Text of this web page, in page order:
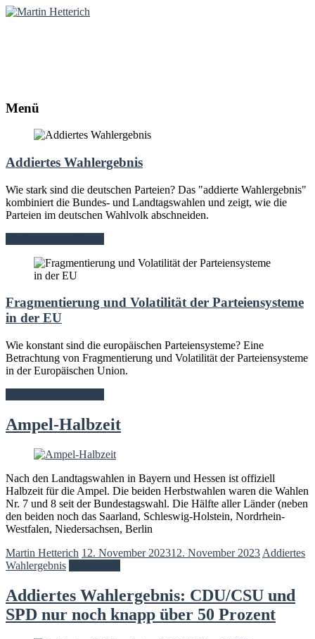
Menü
Addiertes Wahlergebnis
Wie stark sind die deutschen Parteien? Das "addierte Wahlergebnis"
kombiniert die Bundes- und Landtagswahlen und zeigt, wie die
Parteien im deutschen Wahlvolk abschneiden.
Fragmentierung und Volatilität der Parteiensysteme
in der EU
Wie konstant sind die europäischen Parteiensysteme? Eine
Betrachtung von Fragmentierung und Volatilität der Parteiensysteme
in der Europäischen Union.
Ampel-Halbzeit
Nach den Landtagswahlen in Bayern und Hessen ist offiziell
Halbzeit für die Ampel. Die beiden Herbstwahlen waren die Wahlen
Nr. 7 und 8 seit der Bundestagswahl. Die Hälfte aller Länder (neben
den beiden noch das Saarland, Schleswig-Holstein, Nordrhein-
Westfalen, Niedersachsen, Berlin
Martin Hetterich 12. November 202312. November 2023 Addiertes
Wahlergebnis
Addiertes Wahlergebnis: CDU/CSU und
SPD nur noch knapp über 50 Prozent